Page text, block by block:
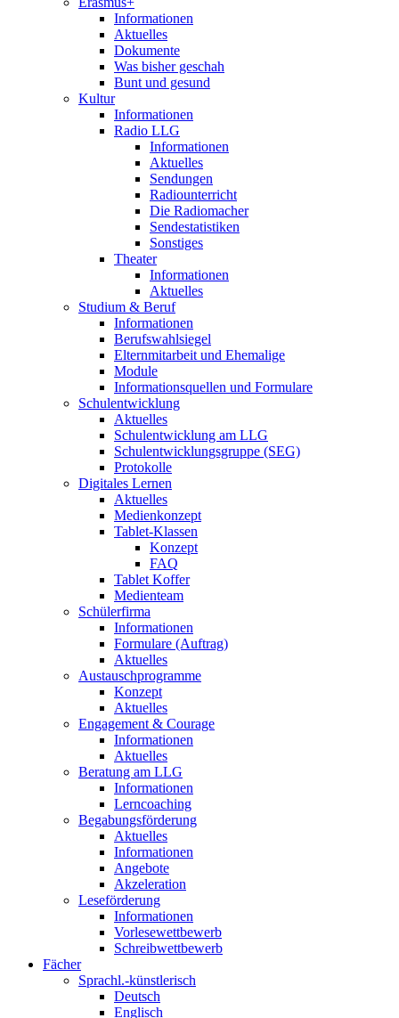
Informationen
Aktuelles
Dokumente
Was bisher geschah
Bunt und gesund
Kultur
Informationen
Radio LLG
Informationen
Aktuelles
Sendungen
Radiounterricht
Die Radiomacher
Sendestatistiken
Sonstiges
Theater
Informationen
Aktuelles
Studium & Beruf
Informationen
Berufswahlsiegel
Elternmitarbeit und Ehemalige
Module
Informationsquellen und Formulare
Schulentwicklung
Aktuelles
Schulentwicklung am LLG
Schulentwicklungsgruppe (SEG)
Protokolle
Digitales Lernen
Aktuelles
Medienkonzept
Tablet-Klassen
Konzept
FAQ
Tablet Koffer
Medienteam
Schülerfirma
Informationen
Formulare (Auftrag)
Aktuelles
Austauschprogramme
Konzept
Aktuelles
Engagement & Courage
Informationen
Aktuelles
Beratung am LLG
Informationen
Lerncoaching
Begabungsförderung
Aktuelles
Informationen
Angebote
Akzeleration
Leseförderung
Informationen
Vorlesewettbewerb
Schreibwettbewerb
Fächer
Sprachl.-künstlerisch
Deutsch
Englisch